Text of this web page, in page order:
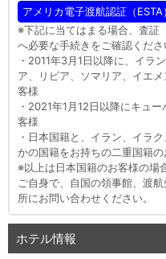
アメリカ電子渡航認証（ESTA
※下記に当てはまる場合、査証
へ必要な手続きをご確認くださ
・2011年3月1日以降に、イラ
ア、リビア、ソマリア、イエ
客様
・2021年1月12日以降にキュ
客様
・日本国籍と、イラン、イラ
かの国籍をお持ちの二重国籍の
※以上は日本国籍のお客様の場
ご自身で、自国の領事館、渡
所にお問い合わせください。
ホテル情報